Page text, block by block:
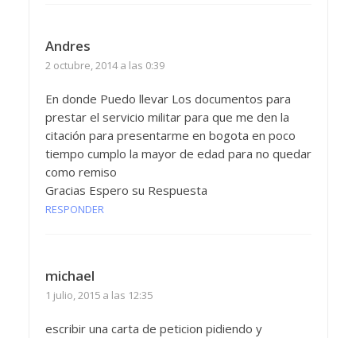
Andres
2 octubre, 2014 a las 0:39
En donde Puedo llevar Los documentos para
prestar el servicio militar para que me den la
citación para presentarme en bogota en poco
tiempo cumplo la mayor de edad para no quedar
como remiso
Gracias Espero su Respuesta
RESPONDER
michael
1 julio, 2015 a las 12:35
escribir una carta de peticion pidiendo y